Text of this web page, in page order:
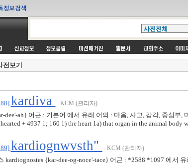
전보기
kardiva KCM (관리자)
dee'-ah} 어근 : 기본어 에서 유래 어의 : 마음, 사고, 감각, 중심부,
+ 4937 1; 160 1) the heart 1a) that organ in the animal body
kardiognwvsth" KCM (관리자)
kardiognostes {kar-dee-og-noce'-tace} 어근 : *2588 *1097 에서